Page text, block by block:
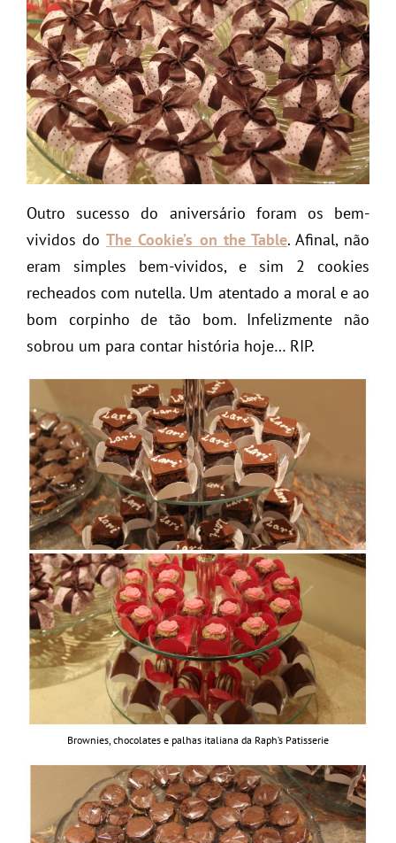
Outro sucesso do aniversário foram os bem-
vividos doThe Cookie’s on the Table. Afinal, não
eram simples bem-vividos, e sim 2 cookies
recheados com nutella. Um atentado a moral e ao
bom corpinho de tão bom. Infelizmente não
sobrou um para contar história hoje… RIP.
Brownies, chocolates e palhas italiana da Raph’s Patisserie